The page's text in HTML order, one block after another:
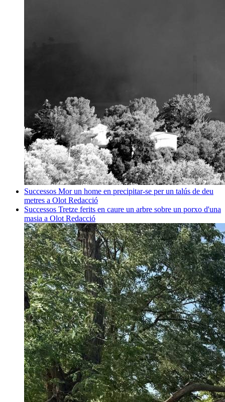
Successos Mor un home en precipitar-se per un talús de deu
metres a Olot Redacció
Successos Tretze ferits en caure un arbre sobre un porxo d'una
masia a Olot Redacció